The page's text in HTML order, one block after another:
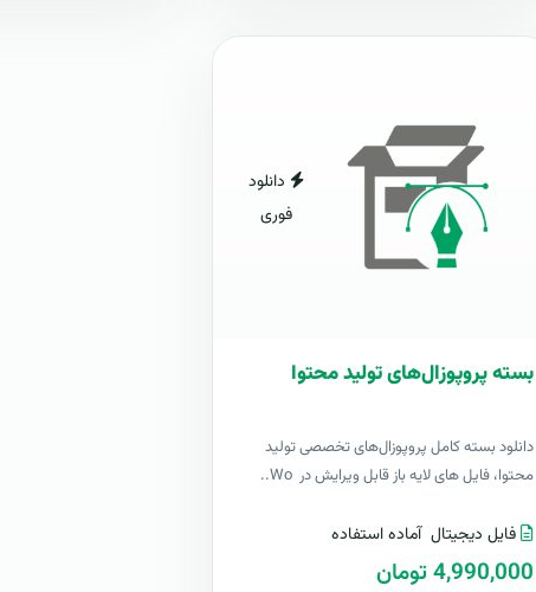
دانلود
فوری
بسته پروپوزال‌های تولید محتوا
دانلود بسته کامل پروپوزال‌های تخصصی تولید
محتوا، فایل های لایه باز قابل ویرایش در Wo..
فایل دیجیتال آماده استفاده
4,990,000 تومان